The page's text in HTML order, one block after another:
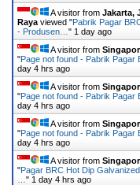
A visitor from Jakarta,
Raya viewed "Pabrik Pagar
- Produsen… " 1 day ago
A visitor from
"Page not found - Pabrik Pagar
day 4 hrs ago
A visitor from
"Page not found - Pabrik Pagar
day 4 hrs ago
A visitor from
"Page not found - Pabrik Pagar
day 4 hrs ago
A visitor from
"Pagar BRC Hot Dip
" 1 day 4 hrs ago